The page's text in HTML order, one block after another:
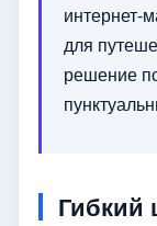
интернет-
для
решение
Гибкий